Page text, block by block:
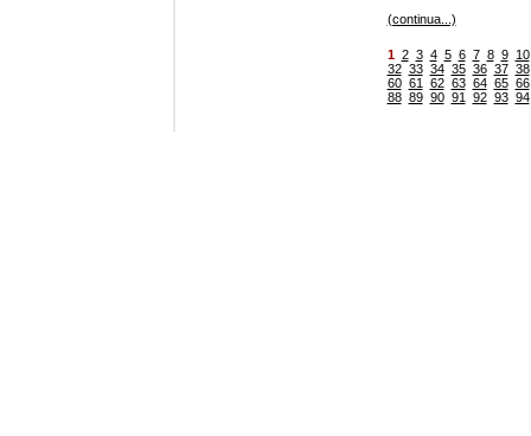
(continua...)
1 2 3 4 5 6 7 8 9
10
32 33 34 35 36 37 38
60 61 62 63 64 65 66
88 89 90 91 92 93 94